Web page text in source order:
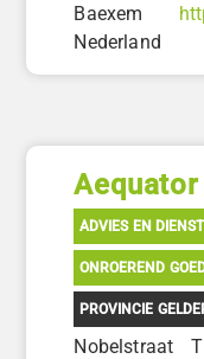
Baexem
Nederland
Aequator
ADVIES EN
ONROEREND
PROVINCIE
Nobelstraat